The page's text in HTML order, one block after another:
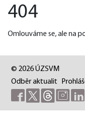
404
Omlouváme se, ale na
© 2026 ÚZSVM
Odběr aktualit